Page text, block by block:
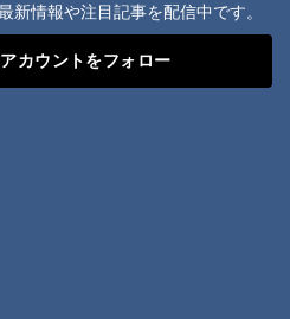
情報や注目記事を配信中です。
カウントをフォロー